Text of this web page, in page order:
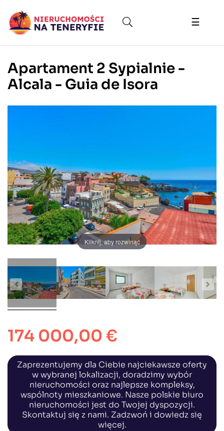
Toggle
☰
Apartament 2 Sypialnie -
Alcala - Guia de Isora
Kliknij, aby rozwinąć
174 000,00 €
Zaprezentujemy dla Ciebie najciekawsze oferty
w wybranej lokalizacji, doradzimy wybór
nieruchomości oraz najlepsze kompleksy,
wspólnoty mieszkaniowe. Nasze polskie biuro
nieruchomości jest do Twojej dyspozycji.
Skontaktuj się z nami. Zadzwoń i dowiedz się
więcej.